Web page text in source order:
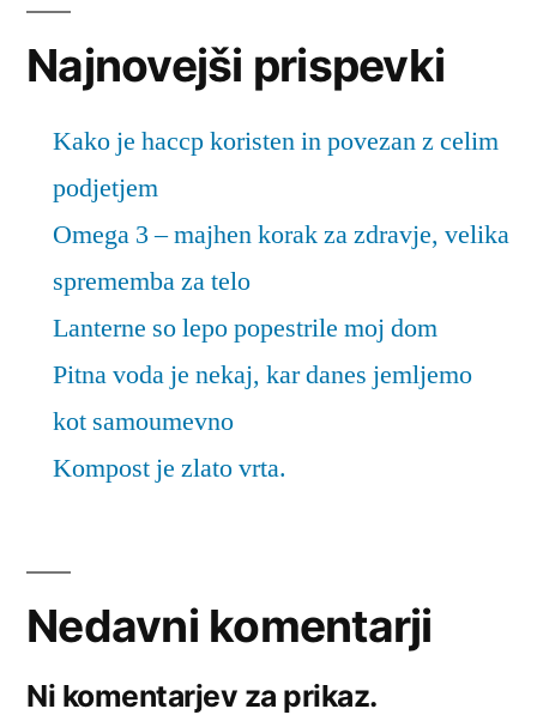
Najnovejši prispevki
Kako je haccp koristen in povezan z celim
podjetjem
Omega 3 – majhen korak za zdravje, velika
sprememba za telo
Lanterne so lepo popestrile moj dom
Pitna voda je nekaj, kar danes jemljemo
kot samoumevno
Kompost je zlato vrta.
Nedavni komentarji
Ni komentarjev za prikaz.